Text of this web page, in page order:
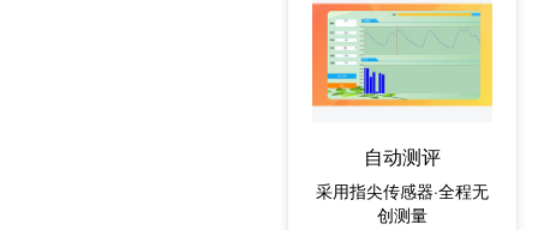
自动测评
采用指尖传感器·全程无
创测量